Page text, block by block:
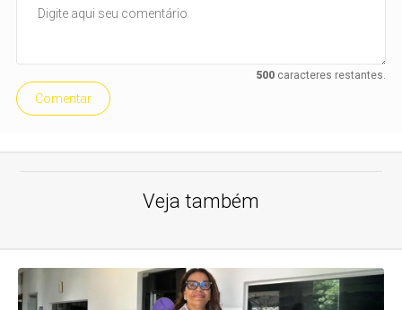
500caracteres restantes.
Comentar
Veja também